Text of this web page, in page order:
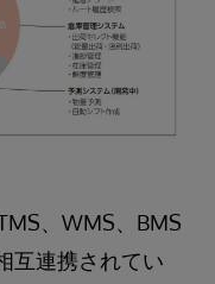
、WMS、BMS
互連携されてい